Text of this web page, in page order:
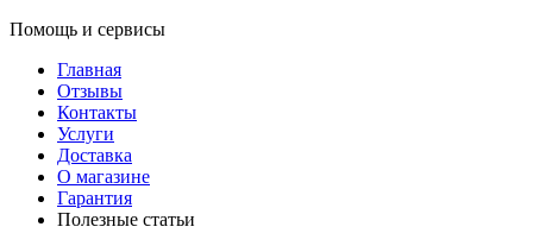
Помощь и сервисы
Главная
Отзывы
Контакты
Услуги
Доставка
О магазине
Гарантия
Полезные статьи